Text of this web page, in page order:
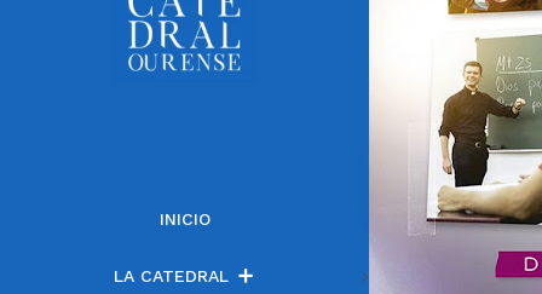
INICIO
LA CATEDRAL